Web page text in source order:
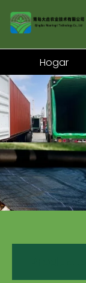
Hogar
Sobre nosotros
Productos
Solicitud
Noticias
Contáctenos
Hogar